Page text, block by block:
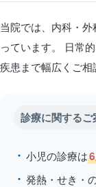
当院では、内科・
っています。 日常
疾患まで幅広くご相
診療に関するご
小児の診療は
発熱・せき・